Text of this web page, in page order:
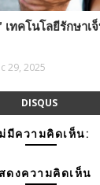
เทคโนโลยีรักษา
29, 2025
DISQUS
มีความคิดเห็น:
ดงความคิดเห็น